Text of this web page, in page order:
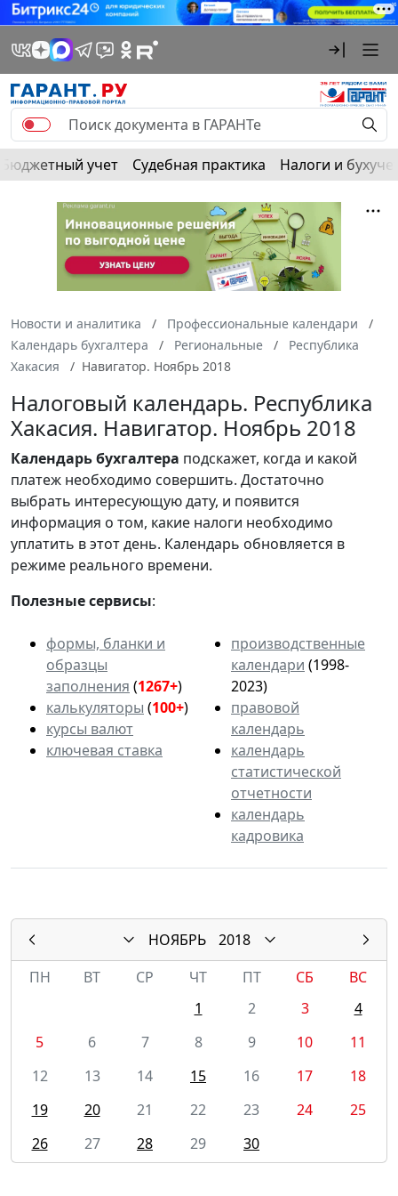
Бюджетный учет Судебная практика Налоги и
Новости и аналитика
Профессиональные календари
Календарь бухгалтера
Региональные
Республика
Хакасия
Навигатор. Ноябрь 2018
Налоговый календарь. Республика
Хакасия. Навигатор. Ноябрь 2018
Календарьбухгалтера подскажет, когда и какой
платеж необходимо совершить. Достаточно
выбрать интересующую дату, и появится
информация о том, какие налоги необходимо
уплатить в этот день. Календарь обновляется в
режиме реального времени.
Полезные сервисы:
формы, бланки и
образцы
заполнения (1267+)
калькуляторы (100+)
курсы валют
ключевая ставка
производственные
календари (1998-
2023)
правовой
календарь
календарь
статистической
отчетности
календарь
кадровика
НОЯБРЬ
2018
ПН
ВТ СР ЧТ ПТ СБ
ВС
1
2 3
4
5
6 7 8 9 10
11
12
13 14 15 16 17
18
19
20 21 22 23 24
25
26
27 28 29 30